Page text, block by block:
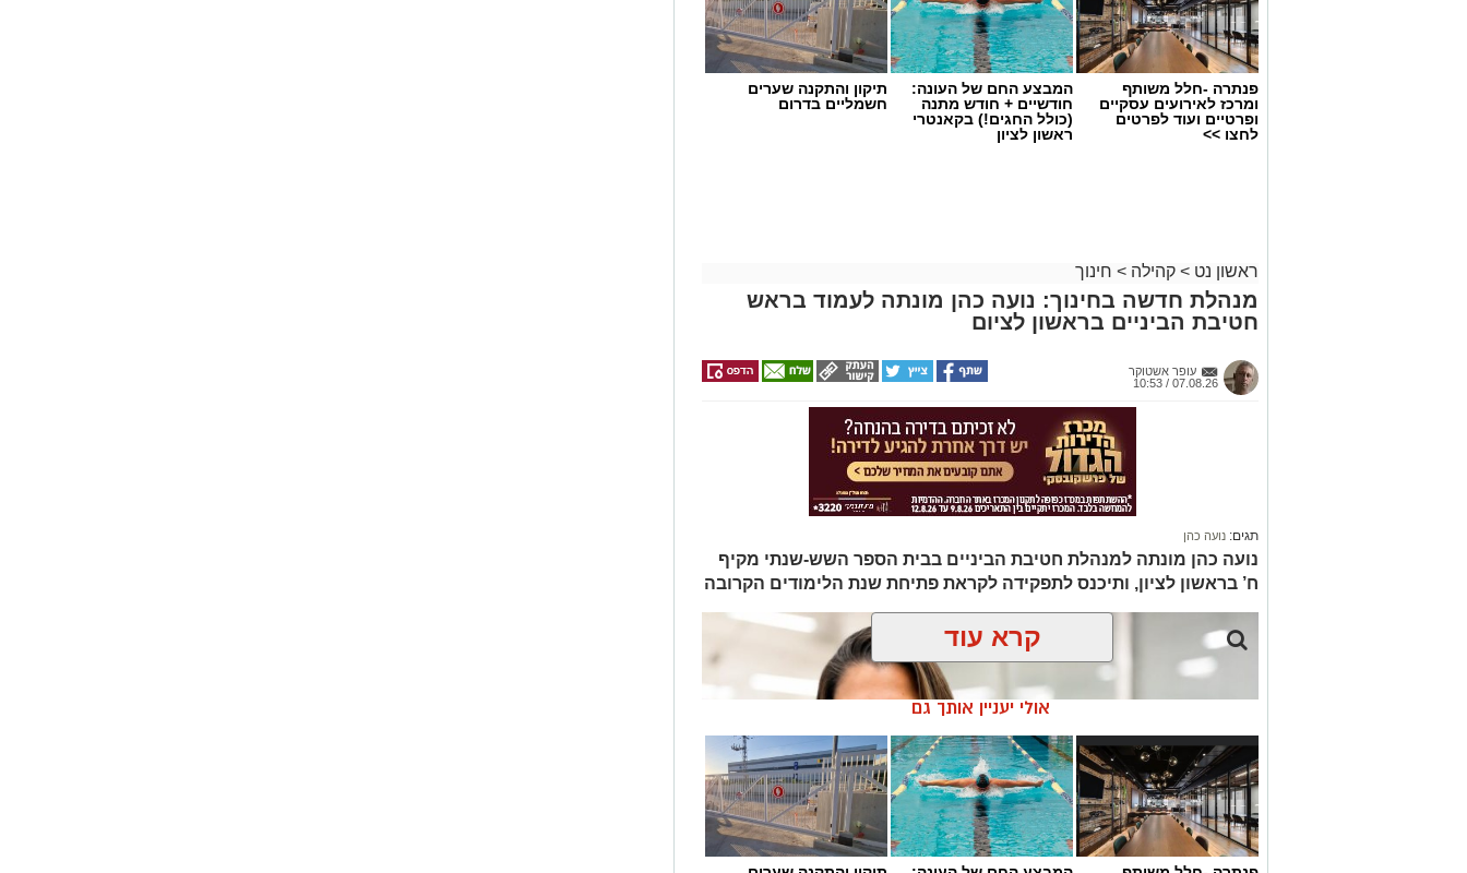
פנתרה -חלל משותף
ומרכז לאירועים עסקיים
ופרטיים ועוד לפרטים
לחצו >>
המבצע החם של העונה:
חודשיים + חודש מתנה
(כולל החגים!) בקאנטרי
ראשון לציון
תיקון והתקנה שערים
חשמליים בדרום
ראשון נט > קהילה > חינוך
מנהלת חדשה בחינוך: נועה כהן מונתה לעמוד בראש
חטיבת הביניים בראשון לציום
עופר אשטוקר
07.08.26 / 10:53
תגים: נועה כהן
נועה כהן מונתה למנהלת חטיבת הביניים בבית הספר השש-שנתי מקיף
ח’ בראשון לציון, ותיכנס לתפקידה לקראת פתיחת שנת הלימודים הקרובה
קרא עוד
אולי יעניין אותך גם